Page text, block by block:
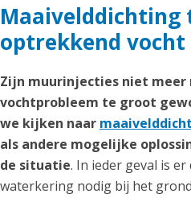
Maaivelddichting
optrekkend vocht
Zijn muurinjecties niet
vochtprobleem te groot
we kijken naar
als andere mogelijke
de situatie. In ieder geval is
waterkering nodig bij het